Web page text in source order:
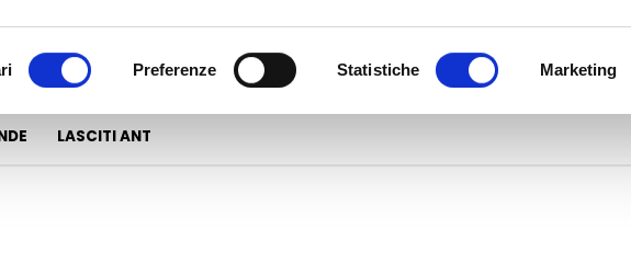
Preferenze Statistiche Marketing
LASCITI ANT
Ordina
al